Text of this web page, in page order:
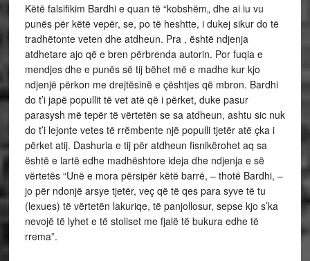
Këtë falsifikim Bardhi e quan të “kobshëm„ dhe ai iu vu
punës për këtë vepër, se, po të heshtte, i dukej sikur do të
tradhëtonte veten dhe atdheun. Pra , është ndjenja
atdhetare ajo që e bren përbrenda autorin. Por fuqia e
mendjes dhe e punës së tij bëhet më e madhe kur kjo
ndjenjë përkon me drejtësinë e çështjes që mbron. Bardhi
do t’i japë popullit të vet atë që i përket, duke pasur
parasysh më tepër të vërtetën se sa atdheun, ashtu sic nuk
do t’i lejonte vetes të rrëmbente një populli tjetër atë çka i
përket atij. Dashuria e tij për atdheun fisnikërohet aq sa
është e lartë edhe madhështore ideja dhe ndjenja e së
vërtetës “Unë e mora përsipër këtë barrë, – thotë Bardhi, –
jo për ndonjë arsye tjetër, veç që të qes para syve të tu
(lexues) të vërtetën lakuriqe, të panjollosur, sepse kjo s’ka
nevojë të lyhet e të stoliset me fjalë të bukura edhe të
rrema”.